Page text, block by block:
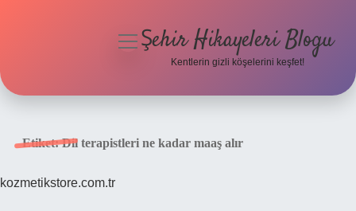
menüyüŞehir Hikayeleri Blogu
Kentlerin gizli köşelerini keşfet!
Etiket:Dil terapistleri ne kadar maaş alır
kozmetikstore.com.tr